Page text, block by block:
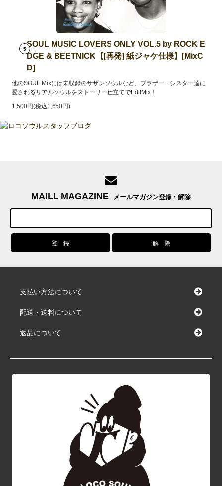
5
SOUL MUSIC LOVERS ONLY VOL.5 by ROCK E
DGE & BEETNICK【[再発] 紙ジャケ仕様】[MixC
D]
他のSOUL Mixには未収録のサザンソウルなど、ブラザー・シスター達に
愛されるリアルソウルをストーリー仕立てでEditMix！
1,500円(税込1,650円)
MAILL MAGAZINE メールマガジン登録・解除
支払い方法について
配送・送料について
返品について